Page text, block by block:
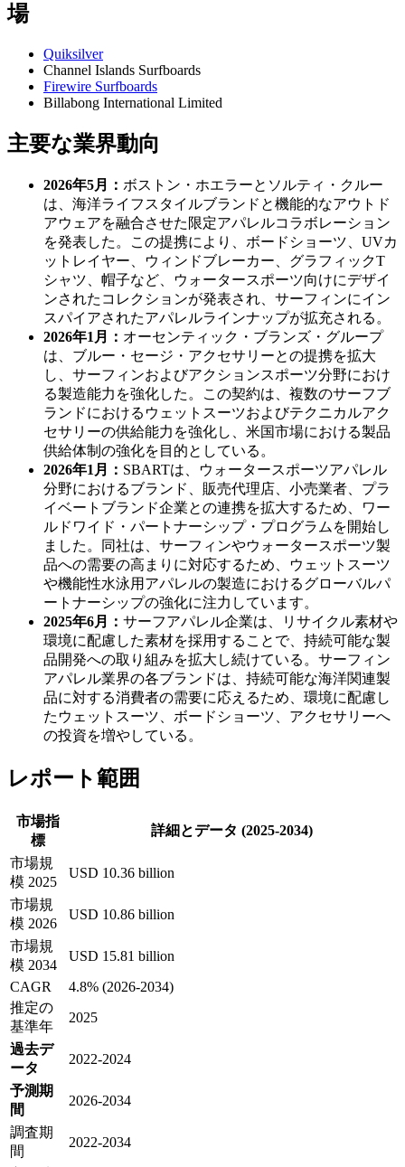
場
Quiksilver
Channel Islands Surfboards
Firewire Surfboards
Billabong International Limited
主要な業界動向
2026年5月： ボストン・ホエラーとソルティ・クルー
は、海洋ライフスタイルブランドと機能的なアウトド
アウェアを融合させた限定アパレルコラボレーション
を発表した。この提携により、ボードショーツ、UVカ
ットレイヤー、ウィンドブレーカー、グラフィックT
シャツ、帽子など、ウォータースポーツ向けにデザイ
ンされたコレクションが発表され、サーフィンにイン
スパイアされたアパレルラインナップが拡充される。
2026年1月： オーセンティック・ブランズ・グループ
は、ブルー・セージ・アクセサリーとの提携を拡大
し、サーフィンおよびアクションスポーツ分野におけ
る製造能力を強化した。この契約は、複数のサーフブ
ランドにおけるウェットスーツおよびテクニカルアク
セサリーの供給能力を強化し、米国市場における製品
供給体制の強化を目的としている。
2026年1月： SBARTは、ウォータースポーツアパレル
分野におけるブランド、販売代理店、小売業者、プラ
イベートブランド企業との連携を拡大するため、ワー
ルドワイド・パートナーシップ・プログラムを開始し
ました。同社は、サーフィンやウォータースポーツ製
品への需要の高まりに対応するため、ウェットスーツ
や機能性水泳用アパレルの製造におけるグローバルパ
ートナーシップの強化に注力しています。
2025年6月： サーフアパレル企業は、リサイクル素材や
環境に配慮した素材を採用することで、持続可能な製
品開発への取り組みを拡大し続けている。サーフィン
アパレル業界の各ブランドは、持続可能な海洋関連製
品に対する消費者の需要に応えるため、環境に配慮し
たウェットスーツ、ボードショーツ、アクセサリーへ
の投資を増やしている。
レポート範囲
市場指
標
詳細とデータ (2025-2034)
市場規
模 2025
USD 10.36 billion
市場規
模 2026
USD 10.86 billion
市場規
模 2034
USD 15.81 billion
CAGR
4.8% (2026-2034)
推定の
基準年
2025
過去デ
ータ
2022-2024
予測期
間
2026-2034
調査期
間
2022-2034